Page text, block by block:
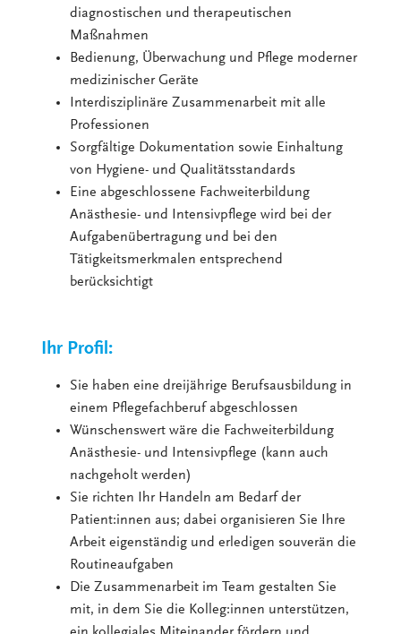
diagnostischen und therapeutischen
Maßnahmen
Bedienung, Überwachung und Pflege moderner
medizinischer Geräte
Interdisziplinäre Zusammenarbeit mit alle
Professionen
Sorgfältige Dokumentation sowie Einhaltung
von Hygiene- und Qualitätsstandards
Eine abgeschlossene Fachweiterbildung
Anästhesie- und Intensivpflege wird bei der
Aufgabenübertragung und bei den
Tätigkeitsmerkmalen entsprechend
berücksichtigt
Ihr Profil:
Sie haben eine dreijährige Berufsausbildung in
einem Pflegefachberuf abgeschlossen
Wünschenswert wäre die Fachweiterbildung
Anästhesie- und Intensivpflege (kann auch
nachgeholt werden)
Sie richten Ihr Handeln am Bedarf der
Patient:innen aus; dabei organisieren Sie Ihre
Arbeit eigenständig und erledigen souverän die
Routineaufgaben
Die Zusammenarbeit im Team gestalten Sie
mit, in dem Sie die Kolleg:innen unterstützen,